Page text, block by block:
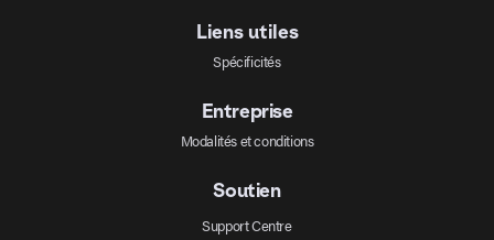
Liens utiles
Spécificités
Entreprise
Modalités et conditions
Soutien
Support Centre